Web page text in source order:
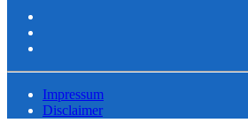
Impressum
Disclaimer